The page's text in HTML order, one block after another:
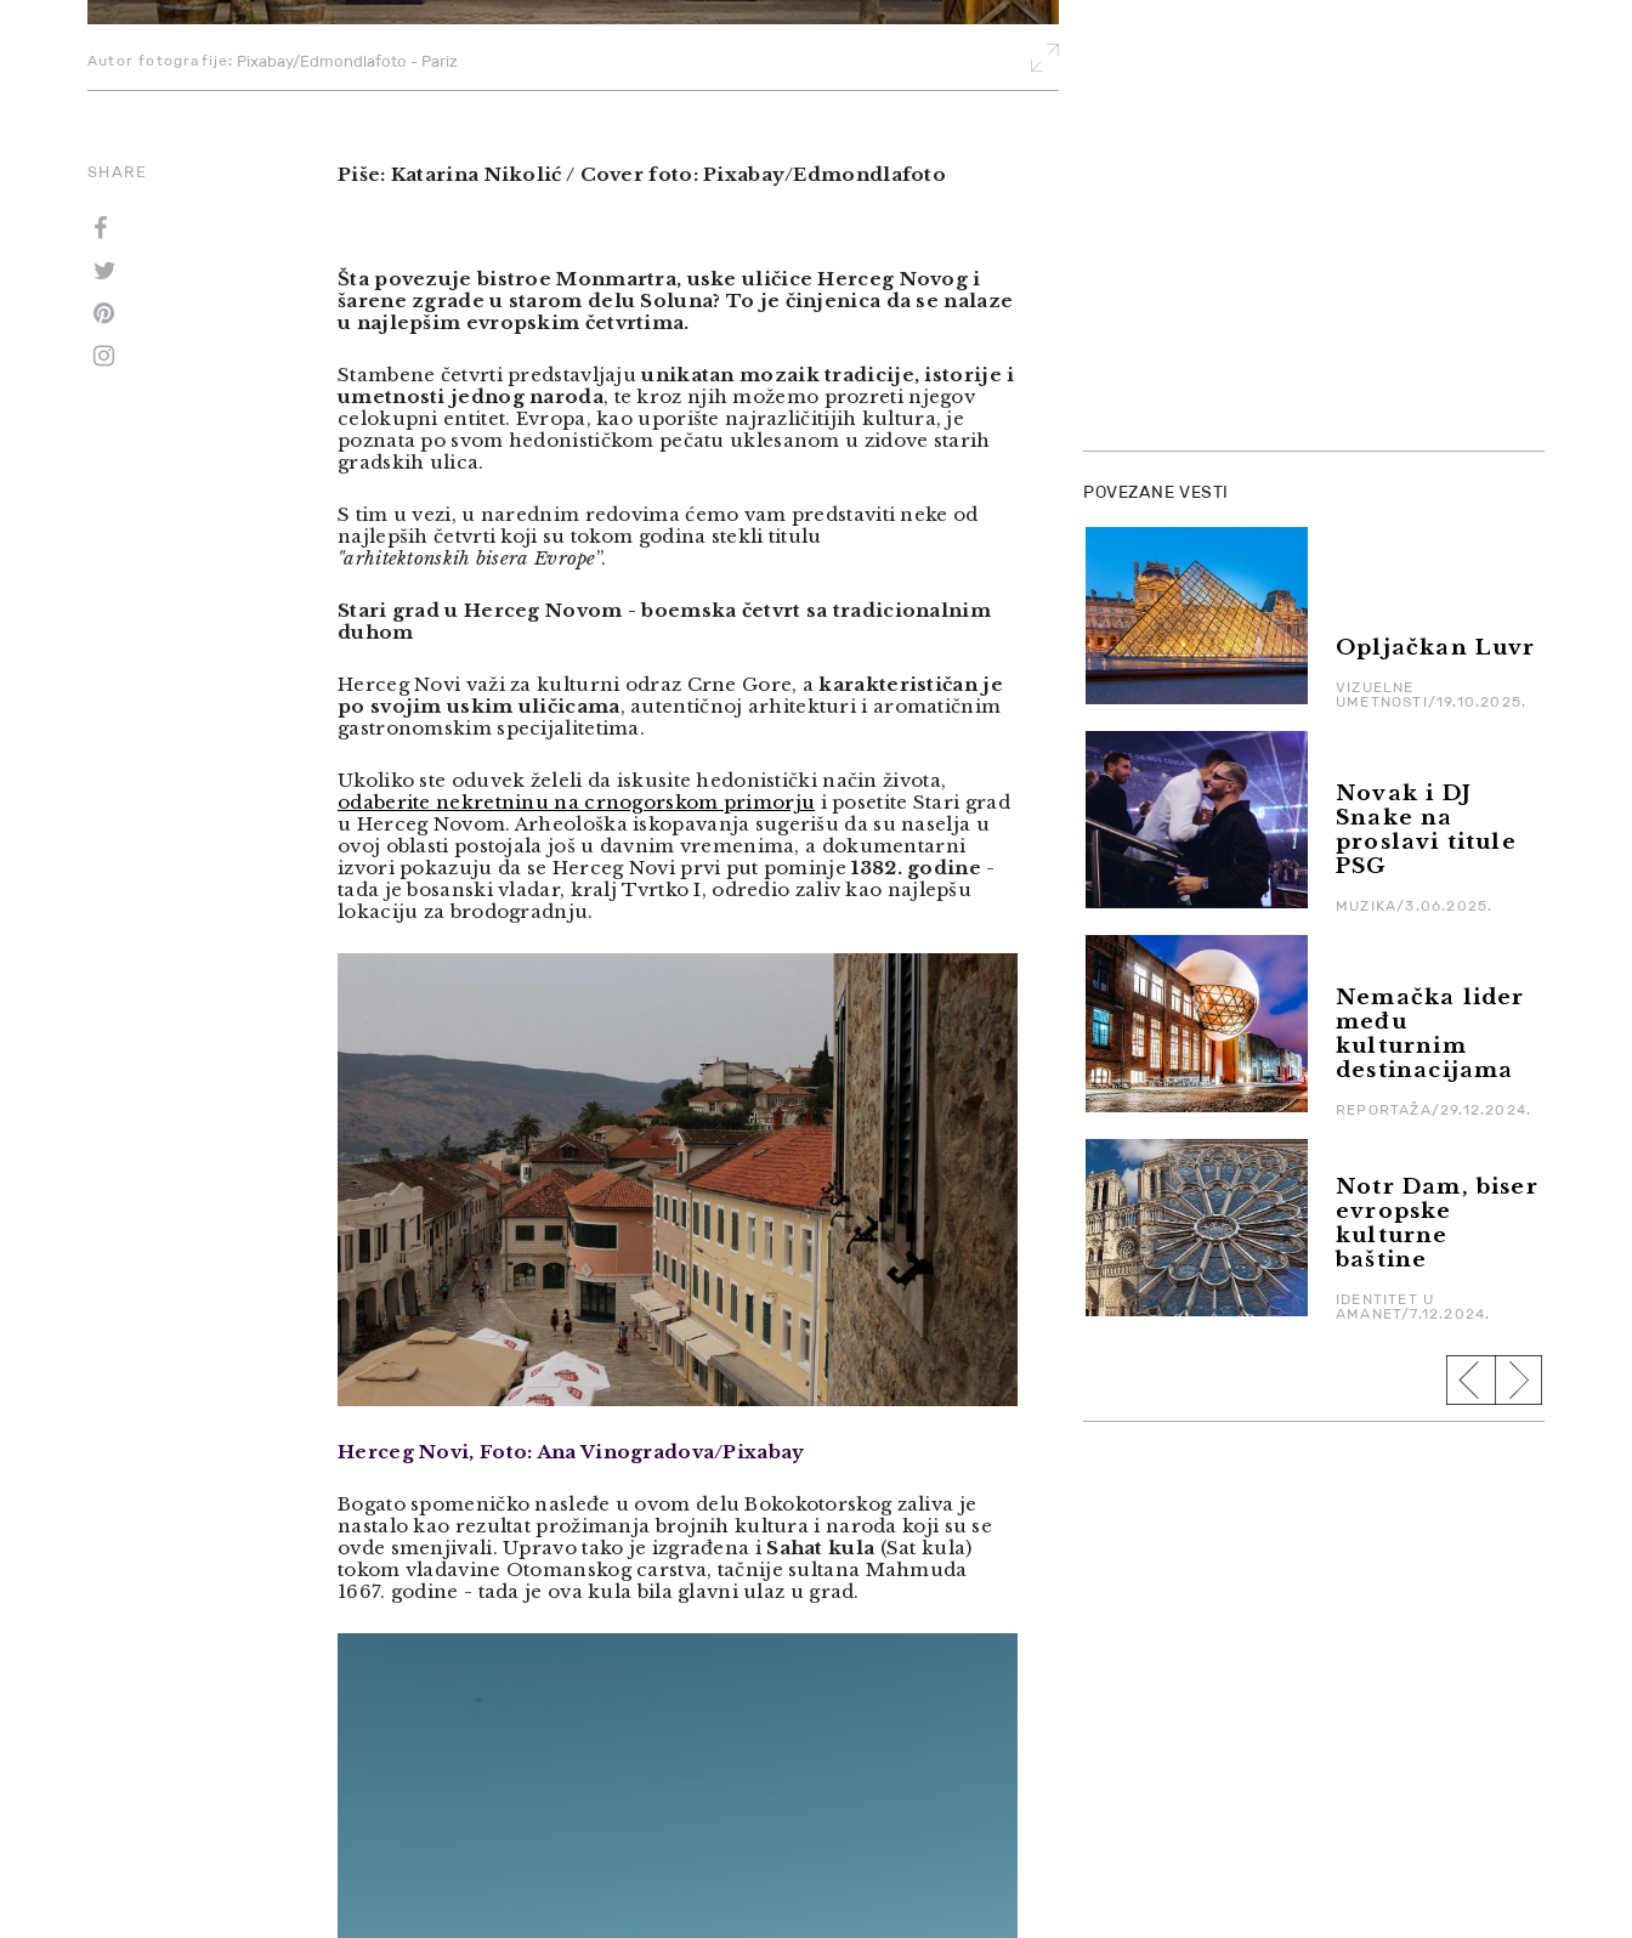
Pixabay/Edmondlafoto - Pariz
Autor fotografije:
SHARE Piše: Katarina Nikolić / Cover foto: Pixabay/Edmondlafoto
Šta povezuje bistroe Monmartra, uske uličice Herceg Novog i
šarene zgrade u starom delu Soluna? To je činjenica da se nalaze
u najlepšim evropskim četvrtima.
Stambene četvrti predstavljajuunikatan mozaik tradicije, istorije i
umetnosti jednog naroda, te kroz njih možemo prozreti njegov
celokupni entitet. Evropa, kao uporište najrazličitijih kultura, je
poznata po svom hedonističkom pečatu uklesanom u zidove starih
gradskih ulica.
S tim u vezi, u narednim redovima ćemo vam predstaviti neke od
najlepših četvrti koji su tokom godina stekli titulu
"arhitektonskih bisera Evrope”.
Stari grad u Herceg Novom - boemska četvrt sa tradicionalnim
duhom
Herceg Novi važi za kulturni odraz Crne Gore, akarakterističan je
po svojim uskim uličicama, autentičnoj arhitekturi i aromatičnim
gastronomskim specijalitetima.
Ukoliko ste oduvek želeli da iskusite hedonistički način života,
odaberite nekretninu na crnogorskom primorju i posetite Stari grad
u Herceg Novom. Arheološka iskopavanja sugerišu da su naselja u
ovoj oblasti postojala još u davnim vremenima, a dokumentarni
izvori pokazuju da se Herceg Novi prvi put pominje1382. godine -
tada je bosanski vladar, kralj Tvrtko I, odredio zaliv kao najlepšu
lokaciju za brodogradnju.
Herceg Novi, Foto: Ana Vinogradova/Pixabay
Bogato spomeničko nasleđe u ovom delu Bokokotorskog zaliva je
nastalo kao rezultat prožimanja brojnih kultura i naroda koji su se
ovde smenjivali. Upravo tako je izgrađena i Sahat kula (Sat kula)
tokom vladavine Otomanskog carstva, tačnije sultana Mahmuda
1667. godine - tada je ova kula bila glavni ulaz u grad.
POVEZANE VESTI
Opljačkan Luvr
VIZUELNE
UMETNOSTI/19.10.2025.
Novak i DJ
Snake na
proslavi titule
PSG
MUZIKA/3.06.2025.
Nemačka lider
među
kulturnim
destinacijama
REPORTAŽA/29.12.2024.
Notr Dam, biser
evropske
kulturne
baštine
IDENTITET U
AMANET/7.12.2024.